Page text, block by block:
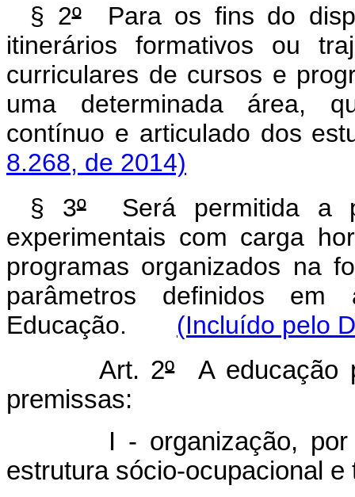
§ 2ºPara os fins do
itinerários formativos ou
curriculares de cursos e
uma determinada área,
contínuo e articulado
8.268, de 2014)
§ 3ºSerá permitida a
experimentais com carga
programas organizados na
parâmetros definidos
Educação. (Incluído pelo
Art. 2ºA educação
premissas:
I - organização,
estrutura sócio-ocupacional e